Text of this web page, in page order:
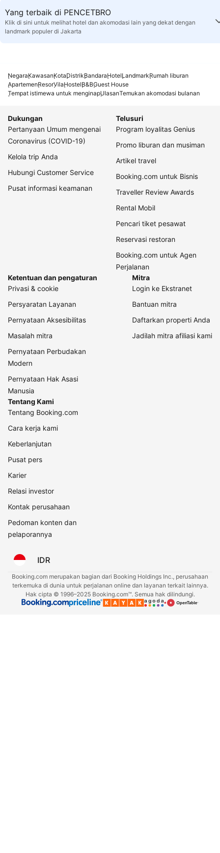
Yang terbaik di PENCETBRO
Klik di sini untuk melihat hotel dan akomodasi lain yang dekat dengan
landmark populer di Jakarta
NegaraKawasanKotaDistrikBandaraHotelLandmarkRumah liburan
ApartemenResorVilaHostelB&BGuest House
Tempat istimewa untuk menginapUlasanTemukan akomodasi bulanan
Dukungan
Pertanyaan Umum mengenai
Coronavirus (COVID-19)
Kelola trip Anda
Hubungi Customer Service
Pusat informasi keamanan
Telusuri
Program loyalitas Genius
Promo liburan dan musiman
Artikel travel
Booking.com untuk Bisnis
Traveller Review Awards
Rental Mobil
Pencari tiket pesawat
Reservasi restoran
Booking.com untuk Agen
Perjalanan
Ketentuan dan pengaturan
Privasi & cookie
Persyaratan Layanan
Pernyataan Aksesibilitas
Masalah mitra
Pernyataan Perbudakan
Modern
Pernyataan Hak Asasi
Manusia
Mitra
Login ke Ekstranet
Bantuan mitra
Daftarkan properti Anda
Jadilah mitra afiliasi kami
Tentang Kami
Tentang Booking.com
Cara kerja kami
Keberlanjutan
Pusat pers
Karier
Relasi investor
Kontak perusahaan
Pedoman konten dan
pelaporannya
IDR
Booking.com merupakan bagian dari Booking Holdings Inc., perusahaan
terkemuka di dunia untuk perjalanan online dan layanan terkait lainnya.
Hak cipta © 1996–2025 Booking.com™. Semua hak dilindungi.